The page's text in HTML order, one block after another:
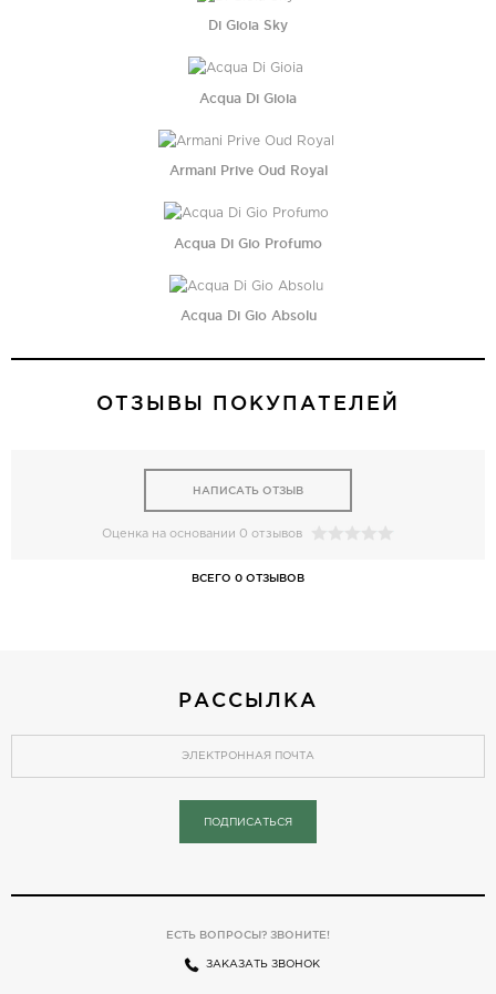
Di Gioia Sky
Acqua Di Gioia
Armani Prive Oud Royal
Acqua Di Gio Profumo
Acqua Di Gio Absolu
ОТЗЫВЫ ПОКУПАТЕЛЕЙ
НАПИСАТЬ ОТЗЫВ
Оценка на основании 0 отзывов
ВСЕГО 0 ОТЗЫВОВ
РАССЫЛКА
ПОДПИСАТЬСЯ
ЕСТЬ ВОПРОСЫ? ЗВОНИТЕ!
ЗАКАЗАТЬ ЗВОНОК